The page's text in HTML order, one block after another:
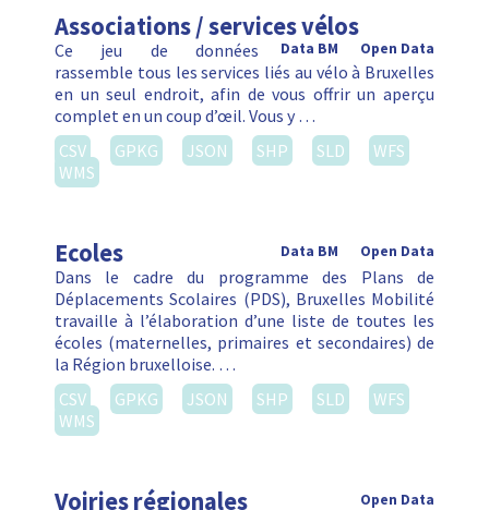
Associations / services vélos
Open Data
Data BM
Ce jeu de données
rassemble tous les services liés au vélo à Bruxelles
en un seul endroit, afin de vous offrir un aperçu
complet en un coup d’œil. Vous y …
CSV
GPKG JSON SHP SLD
WFS
WMS
Ecoles Open Data
Data BM
Dans le cadre du programme des Plans de
Déplacements Scolaires (PDS), Bruxelles Mobilité
travaille à l’élaboration d’une liste de toutes les
écoles (maternelles, primaires et secondaires) de
la Région bruxelloise. …
CSV
GPKG JSON SHP SLD
WFS
WMS
Voiries régionales Open Data